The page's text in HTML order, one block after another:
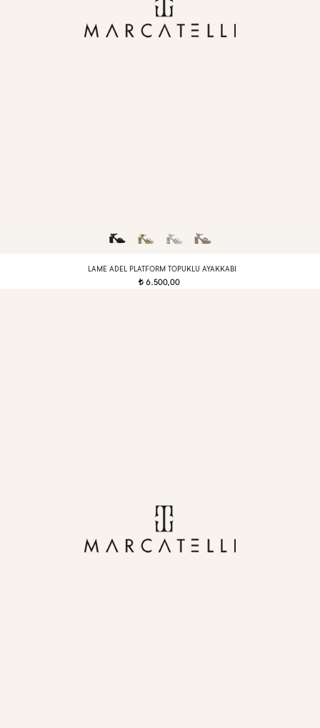
LAME ADEL PLATFORM TOPUKLU AYAKKABI
t 6.500,00